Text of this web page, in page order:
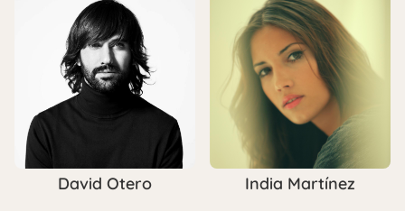
David Otero India Martínez